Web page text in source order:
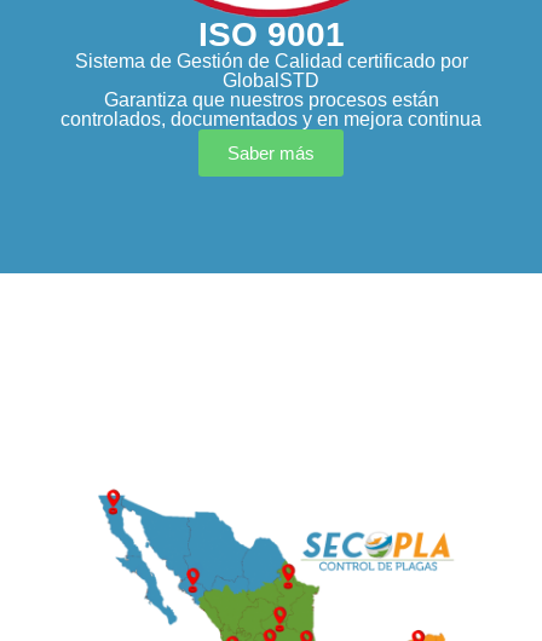
ISO 9001
Sistema de Gestión de Calidad certificado por
GlobalSTD
Garantiza que nuestros procesos están
controlados, documentados y en mejora continua
Saber más